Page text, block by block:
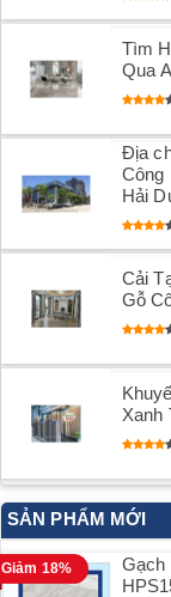
​Tìm
Qua
Địa
Công
Hải
Cải
Gỗ
Xanh
SẢN PHẨM MỚI
Gạch
Giảm 18%